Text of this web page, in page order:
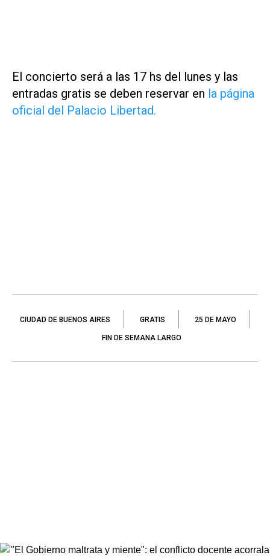
El concierto será a las 17 hs del lunes y las
entradas gratis se deben reservar en la página
oficial del Palacio Libertad.
CIUDAD DE BUENOS AIRES GRATIS 25 DE MAYO
FIN DE SEMANA LARGO